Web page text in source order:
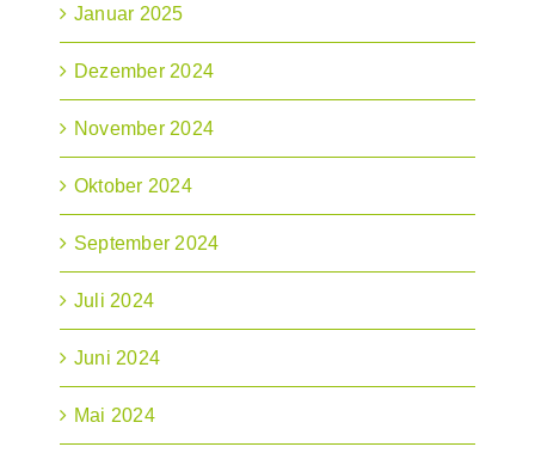
Januar 2025
Dezember 2024
November 2024
Oktober 2024
September 2024
Juli 2024
Juni 2024
Mai 2024